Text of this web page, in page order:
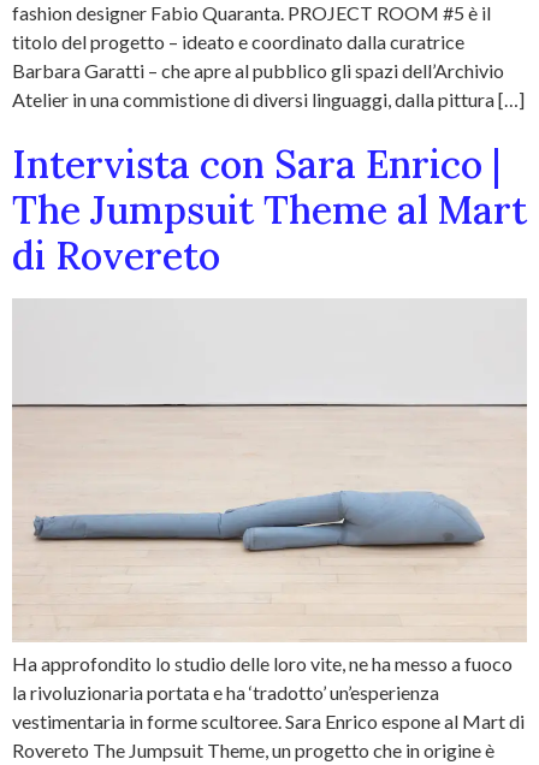
fashion designer Fabio Quaranta. PROJECT ROOM #5 è il
titolo del progetto – ideato e coordinato dalla curatrice
Barbara Garatti – che apre al pubblico gli spazi dell’Archivio
Atelier in una commistione di diversi linguaggi, dalla pittura […]
Intervista con Sara Enrico |
The Jumpsuit Theme al Mart
di Rovereto
Ha approfondito lo studio delle loro vite, ne ha messo a fuoco
la rivoluzionaria portata e ha ‘tradotto’ un’esperienza
vestimentaria in forme scultoree. Sara Enrico espone al Mart di
Rovereto The Jumpsuit Theme, un progetto che in origine è